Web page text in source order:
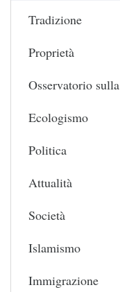
Tradizione
Proprietà
Osservatorio
Ecologismo
Politica
Attualità
Società
Islamismo
Immigrazione